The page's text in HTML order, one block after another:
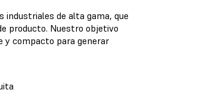
industriales de alta gama, que
producto. Nuestro objetivo
y compacto para generar